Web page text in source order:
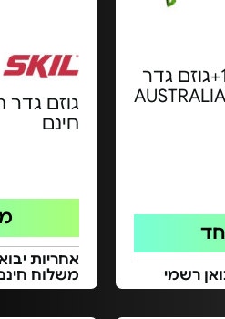
מסור שרשרת "10+גוזם גדר
חיה - סט משולב AUSTRALIA
חינם
אחריות
משלוח